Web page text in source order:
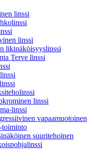
linssi
linssi
likinäköisyyslinssi
Terve linssi
linssi
linssi
vapaamuotoinen
suuritehoinen